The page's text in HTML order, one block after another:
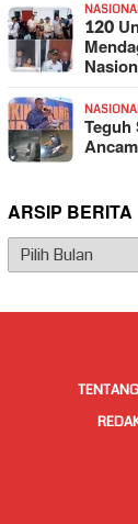
120
ARSIP BERITA
Arsip
Berita